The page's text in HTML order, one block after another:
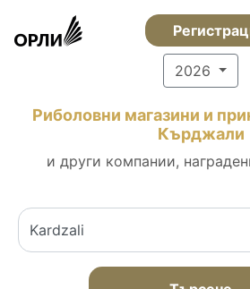
2026
Риболовни магазини и
Кърджали
и други компании,